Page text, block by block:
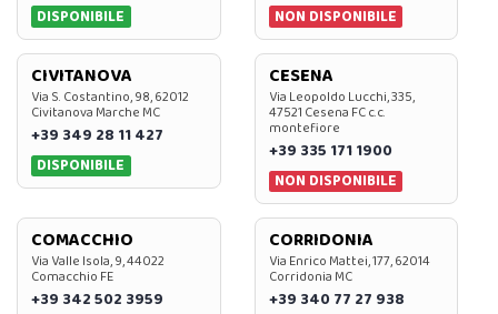
DISPONIBILE
NON DISPONIBILE
CIVITANOVA
Via S. Costantino, 98, 62012
Civitanova Marche MC
+39 349 28 11 427
DISPONIBILE
CESENA
Via Leopoldo Lucchi, 335,
47521 Cesena FC c.c.
montefiore
+39 335 171 1900
NON DISPONIBILE
COMACCHIO
Via Valle Isola, 9, 44022
Comacchio FE
+39 342 502 3959
CORRIDONIA
Via Enrico Mattei, 177, 62014
Corridonia MC
+39 340 77 27 938